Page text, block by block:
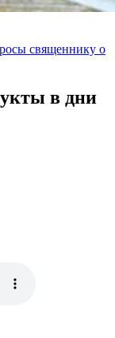
священнику о
в дни